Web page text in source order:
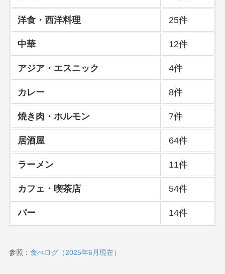
洋食・西洋料理 25件
中華 12件
アジア・エスニック 4件
カレー 8件
焼き肉・ホルモン 7件
居酒屋 64件
ラーメン 11件
カフェ・喫茶店 54件
バー 14件
参照： 食べログ（2025年6月現在）